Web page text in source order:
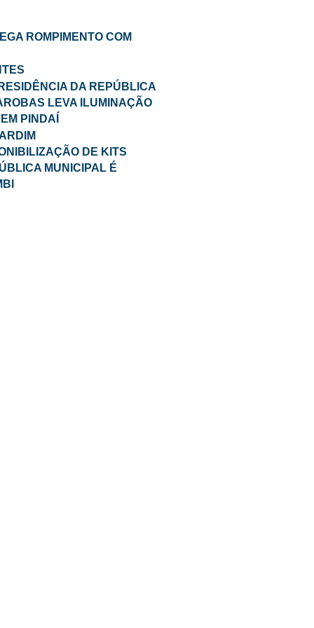
ROMPIMENTO COM
DA REPÚBLICA
LEVA ILUMINAÇÃO
PINDAÍ
DE KITS
MUNICIPAL É